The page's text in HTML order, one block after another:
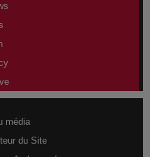
média
du Site